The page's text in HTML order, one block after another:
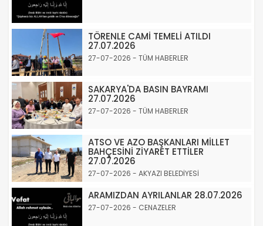
TÖRENLE CAMİ TEMELİ ATILDI
27.07.2026
27-07-2026 - TÜM HABERLER
SAKARYA'DA BASIN BAYRAMI
27.07.2026
27-07-2026 - TÜM HABERLER
ATSO VE AZO BAŞKANLARI MİLLET
BAHÇESİNİ ZİYARET ETTİLER
27.07.2026
27-07-2026 - AKYAZI BELEDİYESİ
ARAMIZDAN AYRILANLAR 28.07.2026
27-07-2026 - CENAZELER